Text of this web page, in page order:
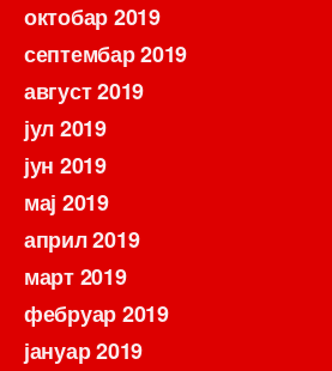
октобар 2019
септембар 2019
август 2019
јул 2019
јун 2019
мај 2019
април 2019
март 2019
фебруар 2019
јануар 2019